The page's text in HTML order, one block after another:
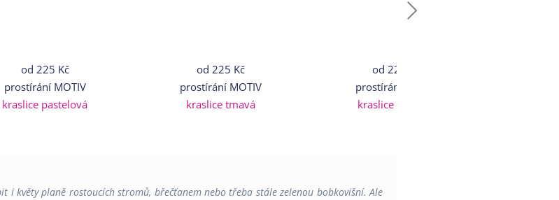
od 225 Kč
prostírání MOTIV
kraslice pastelová
od225 Kč
prostírání MOTIV
kraslice tmavá
od225 Kč
prostírání MOTIV
kraslice barevná
i květy planě rostoucích stromů, břečťanem nebo třeba stále zelenou bobkovišní. Ale